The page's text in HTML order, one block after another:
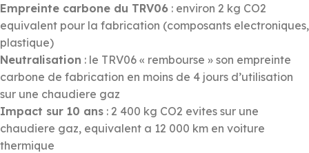
Empreinte carbone du TRV06 : environ 2 kg CO2
equivalent pour la fabrication (composants electroniques,
plastique)
Neutralisation : le TRV06 « rembourse » son empreinte
carbone de fabrication en moins de 4 jours d’utilisation
sur une chaudiere gaz
Impact sur 10 ans : 2 400 kg CO2 evites sur une
chaudiere gaz, equivalent a 12 000 km en voiture
thermique